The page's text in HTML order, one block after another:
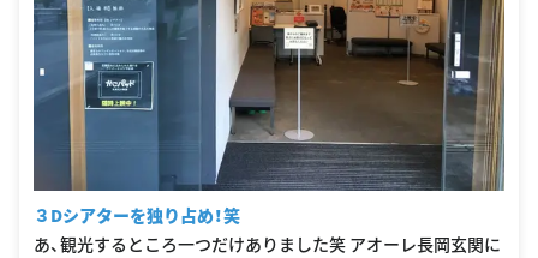
３Dシアターを独り占め！笑
あ、観光するところ一つだけありました笑 アオーレ長岡玄関に